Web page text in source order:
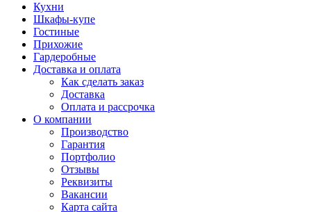
Кухни
Шкафы-купе
Гостиные
Прихожие
Гардеробные
Доставка и оплата
Как сделать заказ
Доставка
Оплата и рассрочка
О компании
Производство
Гарантия
Портфолио
Отзывы
Реквизиты
Вакансии
Карта сайта